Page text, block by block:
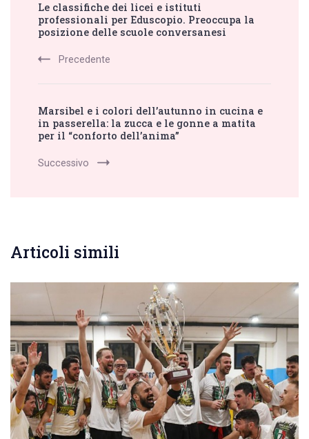
Navigation
Le classifiche dei licei e istituti
professionali per Eduscopio. Preoccupa la
posizione delle scuole conversanesi
Precedente
Marsibel e i colori dell’autunno in cucina e
in passerella: la zucca e le gonne a matita
per il “conforto dell’anima”
Successivo
Articoli simili